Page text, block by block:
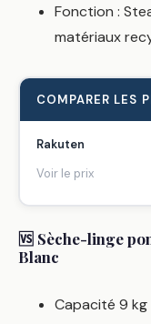
Fonction :
matériaux
COMPARER LES
Rakuten
Voir le prix
🆚 Sèche-linge
Blanc
Capacité 9 kg